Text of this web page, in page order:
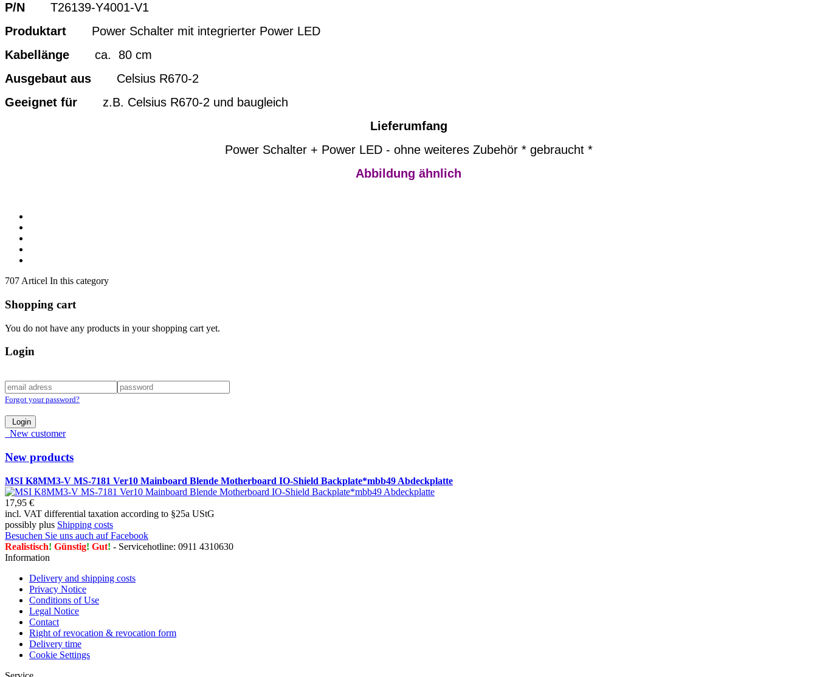
P/N T26139-Y4001-V1
Produktart
Power Schalter mit integrierter Power LED
Kabellänge
ca. 80 cm
Ausgebaut aus
Celsius R670-2
Geeignet für
z.B. Celsius R670-2 und baugleich
Lieferumfang
Power Schalter + Power LED- ohne weiteres Zubehör * gebraucht *
Abbildung ähnlich
707 Articel In this category
Shopping cart
You do not have any products in your shopping cart yet.
Login
Forgot your password?
Login
New customer
New products
MSI K8MM3-V MS-7181 Ver10 Mainboard Blende Motherboard IO-Shield Backplate*mbb49 Abdeckplatte
17,95 €
incl. VAT differential taxation according to §25a UStG
possibly plus Shipping costs
Besuchen Sie uns auch auf Facebook
Realistisch! Günstig! Gut! - Servicehotline: 0911 4310630
Information
Delivery and shipping costs
Privacy Notice
Conditions of Use
Legal Notice
Contact
Right of revocation & revocation form
Delivery time
Cookie Settings